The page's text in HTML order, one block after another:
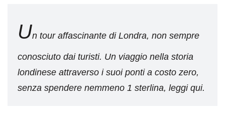
Un tour affascinante di Londra, non sempre
conosciuto dai turisti. Un viaggio nella storia
londinese attraverso i suoi ponti a costo zero,
senza spendere nemmeno 1 sterlina, leggi qui.